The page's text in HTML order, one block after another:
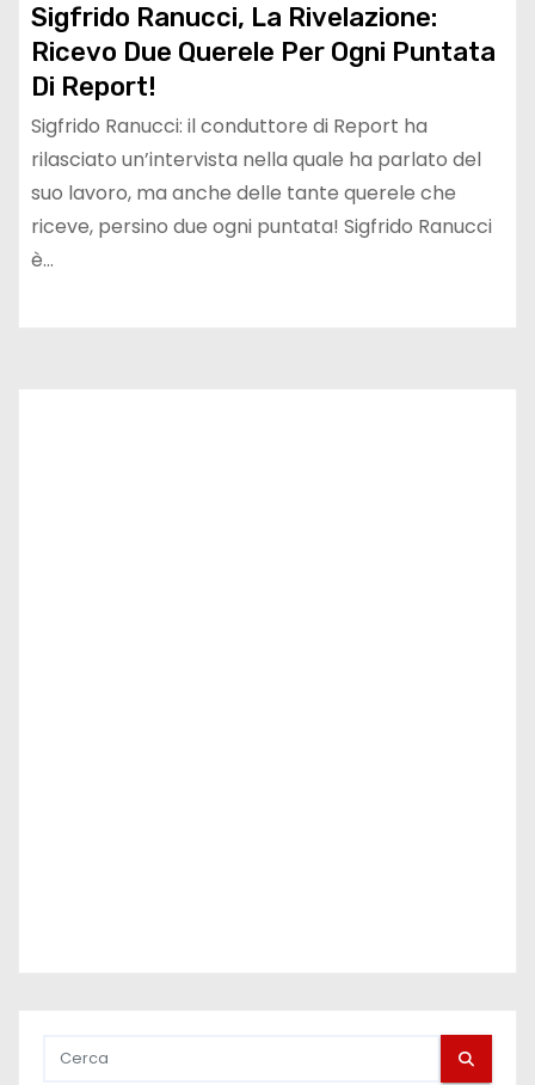
Sigfrido Ranucci, La Rivelazione:
Ricevo Due Querele Per Ogni Puntata
Di Report!
Sigfrido Ranucci: il conduttore di Report ha
rilasciato un’intervista nella quale ha parlato del
suo lavoro, ma anche delle tante querele che
riceve, persino due ogni puntata! Sigfrido Ranucci
è…